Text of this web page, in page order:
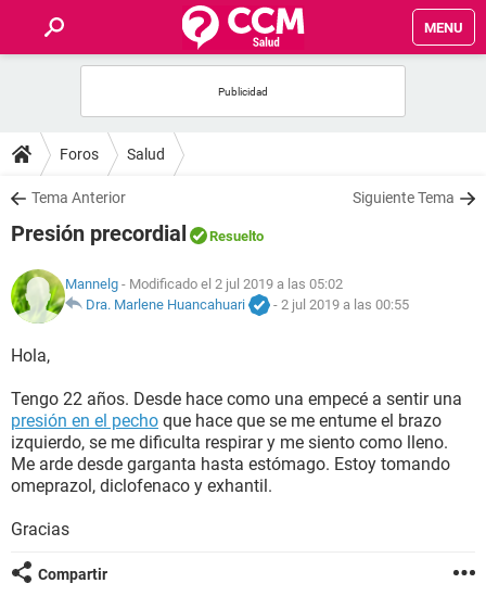
MENU
FOROS
SALUD
NUTRICIÓN
BIENESTAR
SEXUALIDAD
GLOSARIO
Foros Salud
Tema Anterior Siguiente Tema
Presión precordial Resuelto
Mannelg - Modificado el 2 jul 2019 a las 05:02
Dra. Marlene Huancahuari
- 2 jul 2019 a las 00:55
Hola,
Tengo 22 años. Desde hace como una empecé a sentir una
presión en el pecho que hace que se me entume el brazo
izquierdo, se me dificulta respirar y me siento como lleno.
Me arde desde garganta hasta estómago. Estoy tomando
omeprazol, diclofenaco y exhantil.
Gracias
Compartir